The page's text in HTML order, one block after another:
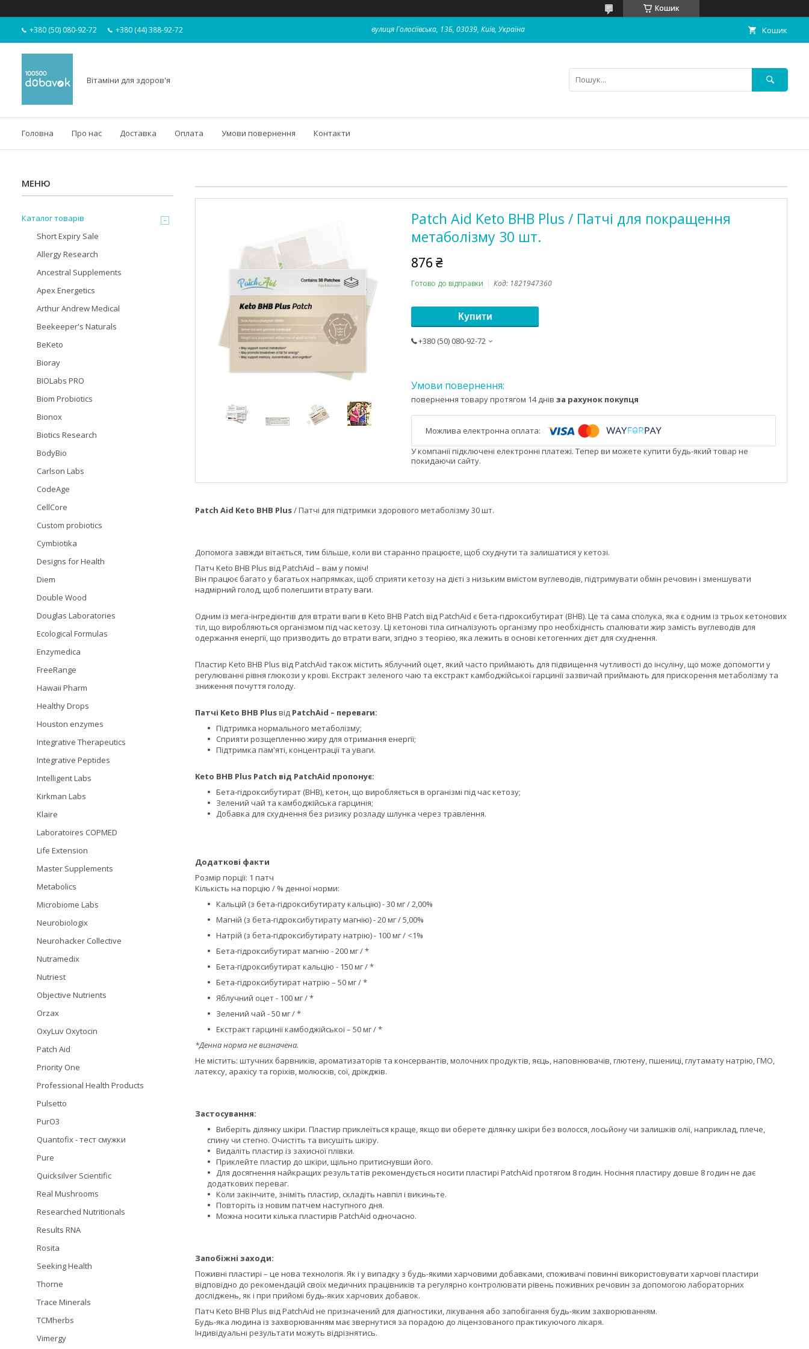
Кошик
+380 (50) 080-92-72 +380 (44) 388-92-72 вулиця Голосіївська, 13Б, 03039, Київ, Україна Кошик
Вітаміни для здоров'я
Головна Про нас Доставка Оплата Умови повернення Контакти
Patch Aid Keto BHB Plus / Патчі для покращення
метаболізму 30 шт.
876 ₴
Готово до відправки Код: 1821947360
Купити
+380 (50) 080-92-72
повернення товару протягом 14 днів за рахунок покупця
У компанії підключені електронні платежі. Тепер ви можете купити будь-який товар не
покидаючи сайту.
Patch Aid Keto BHB Plus/ Патчі для підтримки здорового метаболізму 30 шт.
Допомога завжди вітається, тим більше, коли ви старанно працюєте, щоб схуднути та залишатися у кетозі.
Патч Keto BHB Plus від PatchAid – вам у поміч!
Він працює багато у багатьох напрямках, щоб сприяти кетозу на дієті з низьким вмістом вуглеводів, підтримувати обмін речовин і зменшувати
надмірний голод, щоб полегшити втрату ваги.
Одним із мега-інгредієнтів для втрати ваги в Keto BHB Patch від PatchAid є бета-гідроксибутират (BHB). Це та сама сполука, яка є одним із трьох кетонових
тіл, що виробляються організмом під час кетозу. Ці кетонові тіла сигналізують організму про необхідність спалювати жир замість вуглеводів для
одержання енергії, що призводить до втрати ваги, згідно з теорією, яка лежить в основі кетогенних дієт для схуднення.
Пластир Keto BHB Plus від PatchAid також містить яблучний оцет, який часто приймають для підвищення чутливості до інсуліну, що може допомогти у
регулюванні рівня глюкози у крові. Екстракт зеленого чаю та екстракт камбоджійської гарцинії зазвичай приймають для прискорення метаболізму та
зниження почуття голоду.
Патчі Keto BHB Plusвід PatchAid – переваги:
Підтримка нормального метаболізму;
Сприяти розщепленню жиру для отримання енергії;
Підтримка пам'яті, концентрації та уваги.
Keto BHB Plus Patch від PatchAid пропонує:
Бета-гідроксибутират (BHB), кетон, що виробляється в організмі під час кетозу;
Зелений чай та камбоджійська гарцинія;
Добавка для схуднення без ризику розладу шлунка через травлення.
Додаткові факти
Розмір порції: 1 патч
Кількість на порцію / % денної норми:
Кальцій (з бета-гідроксибутирату кальцію) - 30 мг / 2,00%
Магній (з бета-гідроксибутирату магнію) - 20 мг / 5,00%
Натрій (з бета-гідроксибутирату натрію) - 100 мг / <1%
Бета-гідроксибутират магнію - 200 мг / *
Бета-гідроксибутират кальцію - 150 мг / *
Бета-гідроксибутират натрію – 50 мг / *
Яблучний оцет - 100 мг / *
Зелений чай - 50 мг / *
Екстракт гарцинії камбоджійської – 50 мг / *
*Денна норма не визначена.
Не містить: штучних барвників, ароматизаторів та консервантів, молочних продуктів, яєць, наповнювачів, глютену, пшениці, глутамату натрію, ГМО,
латексу, арахісу та горіхів, молюсків, сої, дріжджів.
Застосування:
Виберіть ділянку шкіри. Пластир приклеїться краще, якщо ви оберете ділянку шкіри без волосся, лосьйону чи залишків олії, наприклад, плече,
спину чи стегно. Очистіть та висушіть шкіру.
Видаліть пластир із захисної плівки.
Приклейте пластир до шкіри, щільно притиснувши його.
Для досягнення найкращих результатів рекомендується носити пластирі PatchAid протягом 8 годин. Носіння пластиру довше 8 годин не дає
додаткових переваг.
Коли закінчите, зніміть пластир, складіть навпіл і викиньте.
Повторіть із новим патчем наступного дня.
Можна носити кілька пластирів PatchAid одночасно.
Запобіжні заходи:
Поживні пластирі – це нова технологія. Як і у випадку з будь-якими харчовими добавками, споживачі повинні використовувати харчові пластири
відповідно до рекомендацій своїх медичних працівників та регулярно контролювати рівень поживних речовин за допомогою лабораторних
досліджень, як і при прийомі будь-яких харчових добавок.
Патч Keto BHB Plus від PatchAid не призначений для діагностики, лікування або запобігання будь-яким захворюванням.
Будь-яка людина із захворюванням має звернутися за порадою до ліцензованого практикуючого лікаря.
Індивідуальні результати можуть відрізнятись.
Каталог товарів
Short Expiry Sale
Allergy Research
Ancestral Supplements
Apex Energetics
Arthur Andrew Medical
Beekeeper's Naturals
BeKeto
Bioray
BIOLabs PRO
Biom Probiotics
Bionox
Biotics Research
BodyBio
Carlson Labs
CodeAge
CellCore
Custom probiotics
Cymbiotika
Designs for Health
Diem
Double Wood
Douglas Laboratories
Ecological Formulas
Enzymedica
FreeRange
Hawaii Pharm
Healthy Drops
Houston enzymes
Integrative Therapeutics
Integrative Peptides
Intelligent Labs
Kirkman Labs
Klaire
Laboratoires COPMED
Life Extension
Master Supplements
Metabolics
Microbiome Labs
Neurobiologix
Neurohacker Collective
Nutramedix
Nutriest
Objective Nutrients
Orzax
OxyLuv Oxytocin
Patch Aid
Priority One
Professional Health Products
Pulsetto
PurO3
Quantofix - тест смужки
Pure
Quicksilver Scientific
Real Mushrooms
Researched Nutritionals
Results RNA
Rosita
Seeking Health
Thorne
Trace Minerals
TCMherbs
Vimergy